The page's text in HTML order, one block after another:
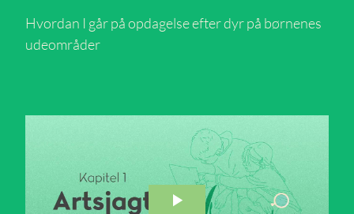
Hvordan I går på opdagelse efter dyr på børnenes
udeområder